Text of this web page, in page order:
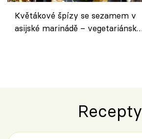
Květákové špízy se sezamem v
asijské marinádě – vegetariánská
Recepty